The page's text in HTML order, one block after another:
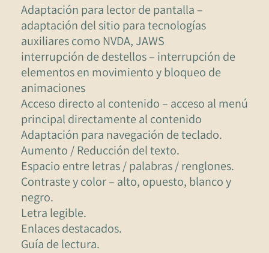
Adaptación para lector de pantalla –
adaptación del sitio para tecnologías
auxiliares como NVDA, JAWS
interrupción de destellos – interrupción de
elementos en movimiento y bloqueo de
animaciones
Acceso directo al contenido – acceso al menú
principal directamente al contenido
Adaptación para navegación de teclado.
Aumento / Reducción del texto.
Espacio entre letras / palabras / renglones.
Contraste y color – alto, opuesto, blanco y
negro.
Letra legible.
Enlaces destacados.
Guía de lectura.